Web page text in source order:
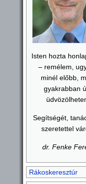
Isten hozta
– remélem,
minél előbb,
gyakrabban
Segítségét,
szeretettel
dr. Fenke
Rákoskeresztúr